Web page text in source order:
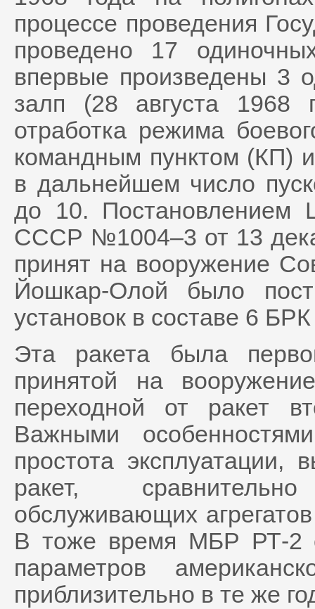
процессе проведения
проведено 17
впервые произведены 3
залп (28 августа
отработка режима
командным пунктом (КП)
в дальнейшем число
до 10.
СССР №1004–3 от 13
принят на вооружение
Йошкар-Олой было
установок в составе 6
Эта ракета была
принятой на
переходной от ракет
Важными
простота эксплуатации,
ракет,
обслуживающих
В тоже время МБР РТ-2
параметров
приблизительно в те же